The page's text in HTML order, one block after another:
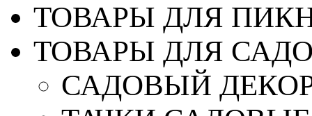
ТОВАРЫ ДЛЯ
ТОВАРЫ ДЛЯ
САДОВЫЙ